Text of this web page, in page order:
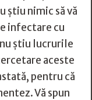
știu nimic să vă
infectare cu
știu lucrurile
aceste
pentru că
Vă spun